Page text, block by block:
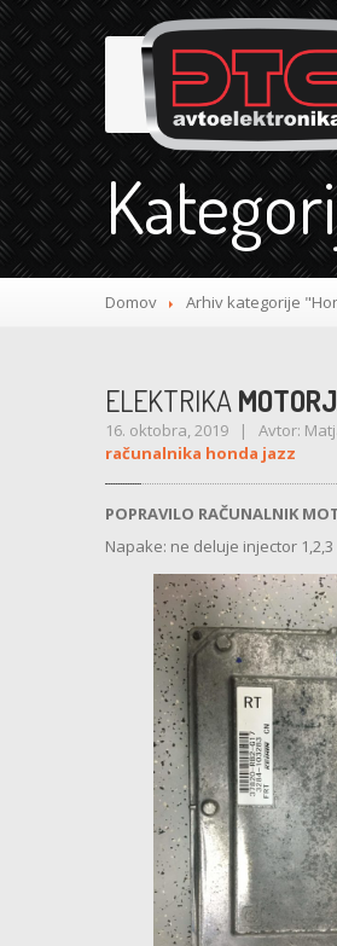
Domov Arhiv kategorije
ELEKTRIKA
16. oktobra, 2019 | Avtor:
računalnika honda jazz
POPRAVILO RAČUNALNIK
Napake: ne deluje injector 1,2,3